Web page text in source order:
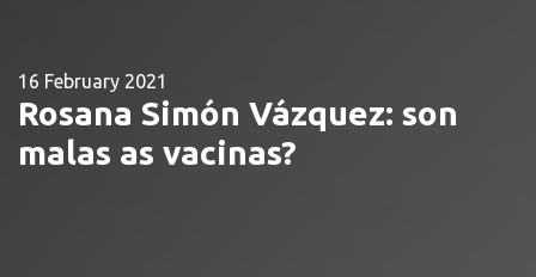
16 February 2021
Rosana Simón Vázquez: son
malas as vacinas?